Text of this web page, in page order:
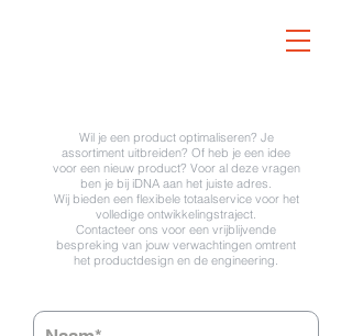
Wil je een product optimaliseren? Je
assortiment uitbreiden? Of heb je een idee
voor een nieuw product? Voor al deze vragen
ben je bij iDNA aan het juiste adres.
Wij bieden een flexibele totaalservice voor het
volledige ontwikkelingstraject.
Contacteer ons voor een vrijblijvende
bespreking van jouw verwachtingen omtrent
het productdesign en de engineering.